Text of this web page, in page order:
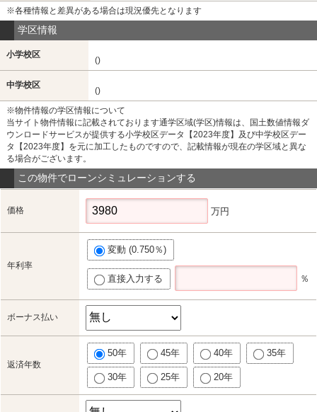
※各種情報と差異がある場合は現況優先となります
学区情報
小学校区
()
中学校区
()
※物件情報の学区情報について
当サイト物件情報に記載されております通学区域(学区)情報は、国土数値情報ダ
ウンロードサービスが提供する小学校区データ【2023年度】及び中学校区デー
タ【2023年度】を元に加工したものですので、記載情報が現在の学区域と異な
る場合がございます。
この物件でローンシミュレーションする
価格 万円
年利率
変動 (0.750％)
直接入力する ％
ボーナス払い
返済年数
50年 45年 40年 35年
30年 25年 20年